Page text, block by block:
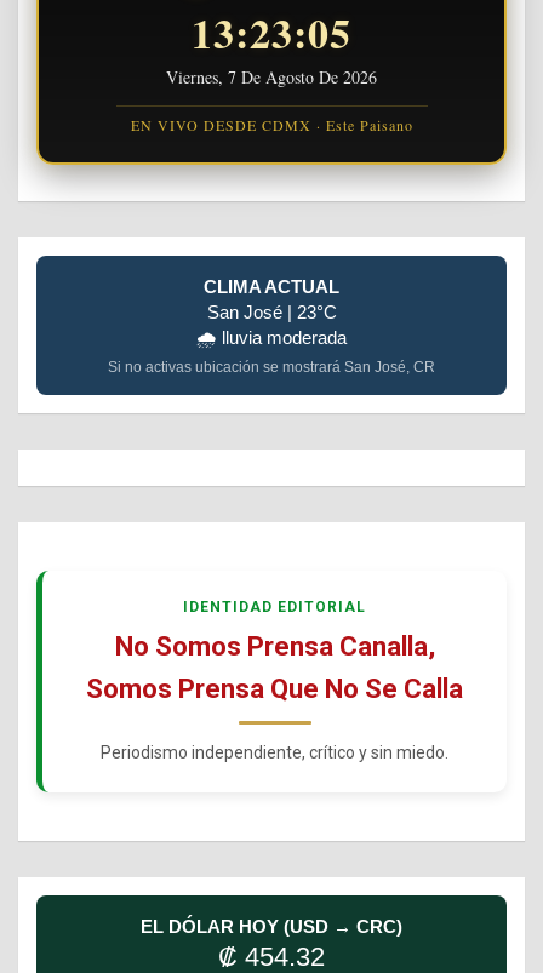
13:23:05
Viernes, 7 De Agosto De 2026
EN VIVO DESDE CDMX · Este Paisano
CLIMA ACTUAL
San José | 23°C
🌧️ lluvia moderada
Si no activas ubicación se mostrará San José, CR
IDENTIDAD EDITORIAL
No Somos Prensa Canalla,
Somos Prensa Que No Se Calla
Periodismo independiente, crítico y sin miedo.
EL DÓLAR HOY (USD → CRC)
₡ 454.32